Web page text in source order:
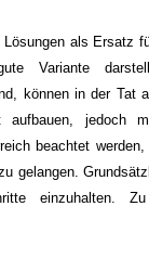
als Ersatz
Variante
können in der Tat
aufbauen, jedoch
beachtet
gelangen.
einzuhalten.